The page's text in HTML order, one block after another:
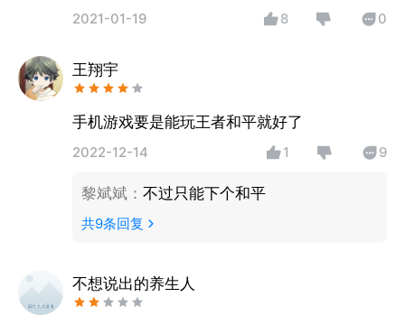
2021-01-19 8 0
王翔宇
手机游戏要是能玩王者和平就好了
2022-12-14 1 9
黎斌斌： 不过只能下个和平
共9条回复
不想说出的养生人